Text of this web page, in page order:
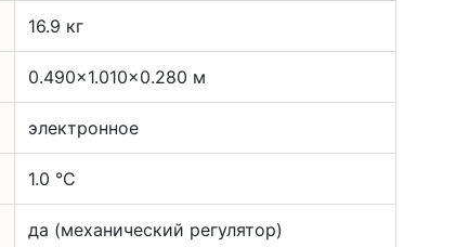
16.9 кг
0.490x1.010x0.280 м
электронное
1.0 °С
да (механический регулятор)